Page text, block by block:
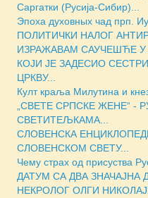
Саргатки (Русија-Сибир)...
Эпоха духовных чад прп.
ПОЛИТИЧКИ НАЛОГ
ИЗРАЖАВАМ САУЧЕШЋЕ
КОЈИ ЈЕ ЗАДЕСИО
ЦРКВУ...
Култ краља Милутина и
„СВЕТЕ СРПСКЕ ЖЕНЕ“ -
СВЕТИТЕЉКАМА...
СЛОВЕНСКА
СЛОВЕНСКОМ СВЕТУ...
Чему страх од присуства
ДАТУМ СА ДВА ЗНАЧАЈНА
НЕКРОЛОГ ОЛГИ